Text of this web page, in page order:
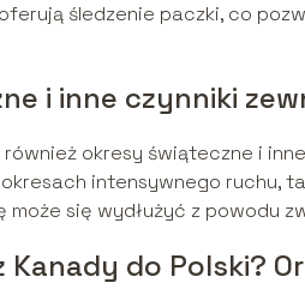
śledzenie paczki, co
i inne czynniki
okresy świąteczne i
intensywnego ruchu,
się wydłużyć z powodu
Kanady do Polski?